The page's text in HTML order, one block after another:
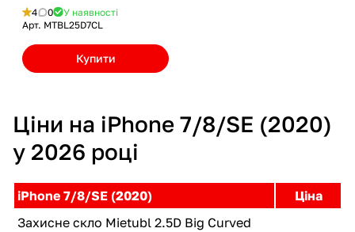
4 0
У наявності
Арт. MTBL25D7CL
Купити
Ціни на iPhone 7/8/SE (2020)
у 2026 році
iPhone 7/8/SE (2020)
Ціна
Захисне скло Mietubl 2.5D Big Curved